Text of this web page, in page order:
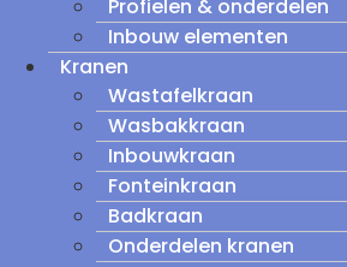
Profielen & onderdelen
Inbouw elementen
Kranen
Wastafelkraan
Wasbakkraan
Inbouwkraan
Fonteinkraan
Badkraan
Onderdelen kranen